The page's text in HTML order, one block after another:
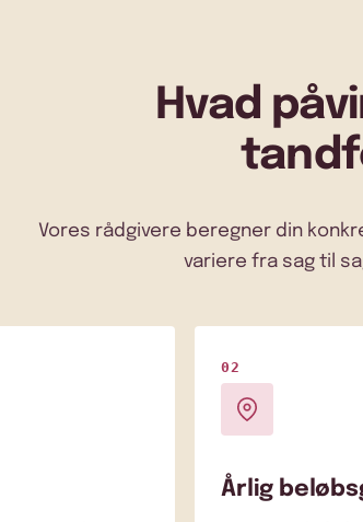
Hvad
Vores rådgivere beregner din
variere fra sag til
02
Årlig